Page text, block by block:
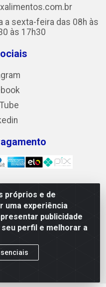
próprios e de
uma experiência
publicidade
perfil e melhorar a
a sexta-feira das 08h às
às 17h30
55 (412 Norte), Alameda
TO - CEP 77.006-540 -
0001-02